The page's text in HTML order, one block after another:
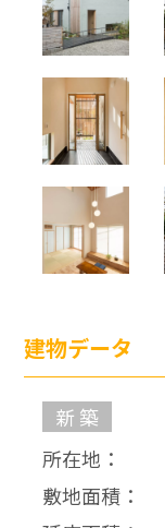
建物データ
新 築
所在地：
敷地面積：